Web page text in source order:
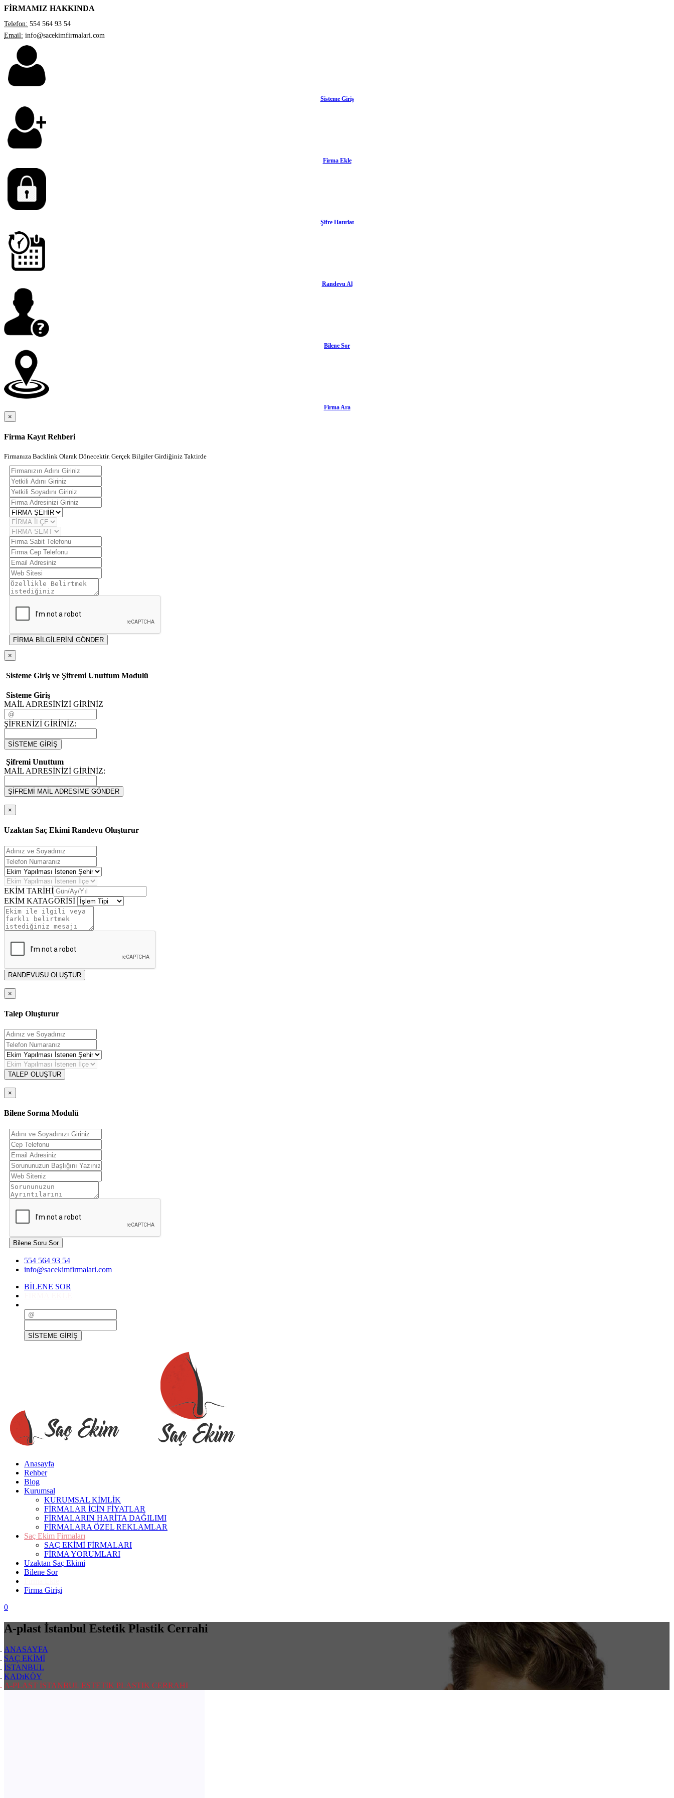
FİRMAMIZ HAKKINDA
Telefon: 554 564 93 54
Email: info@sacekimfirmalari.com
Sisteme Giriş
Firma Ekle
Şifre Hatırlat
Randevu Al
Bilene Sor
Firma Ara
×
Firma Kayıt Rehberi
Firmanıza Backlink Olarak Dönecektir. Gerçek Bilgiler Girdiğiniz Taktirde
FİRMA BİLGİLERİNİ GÖNDER
×
Sisteme Giriş ve Şifremi Unuttum Modulü
Sisteme Giriş
MAİL ADRESİNİZİ GİRİNİZ
ŞİFRENİZİ GİRİNİZ:
SİSTEME GİRİŞ
Şifremi Unuttum
MAİL ADRESİNİZİ GİRİNİZ:
ŞİFREMİ MAİL ADRESİME GÖNDER
×
Uzaktan Saç Ekimi Randevu Oluşturur
EKİM TARİHİ
EKİM KATAGORİSİ
RANDEVUSU OLUŞTUR
×
Talep Oluşturur
TALEP OLUŞTUR
×
Bilene Sorma Modulü
Bilene Soru Sor
554 564 93 54
info@sacekimfirmalari.com
BİLENE SOR
SİSTEME GİRİŞ
Anasayfa
Rehber
Blog
Kurumsal
KURUMSAL KİMLİK
FİRMALAR İÇİN FİYATLAR
FİRMALARIN HARİTA DAĞILIMI
FİRMALARA ÖZEL REKLAMLAR
Saç Ekim Firmaları
SAÇ EKİMİ FİRMALARI
FİRMA YORUMLARI
Uzaktan Saç Ekimi
Bilene Sor
Firma Girişi
0
A-plast İstanbul Estetik Plastik Cerrahi
ANASAYFA
SAÇ EKİMİ
İSTANBUL
KADıKÖY
A-PLAST İSTANBUL ESTETIK PLASTIK CERRAHI